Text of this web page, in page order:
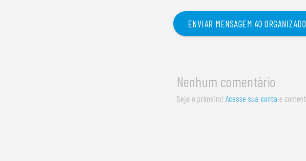
ENVIAR MENSAGEM AO
Nenhum comentário
Seja o primeiro!Acesse sua conta e